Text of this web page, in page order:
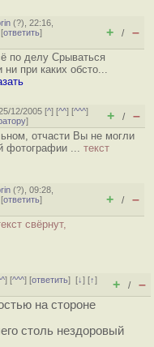
(?), 22:16,
ответить]
+ / –
по делу Срываться
ни при каких обсто...
12/2005 [^] [^^] [^^^]
] + / –
отчасти Вы не могли
фотографии ... текст
(?), 09:28,
ответить]
+ / –
свёрнут,
] [^^^] [ответить][↓] [↑]
+ / –
на стороне
столь нездоровый